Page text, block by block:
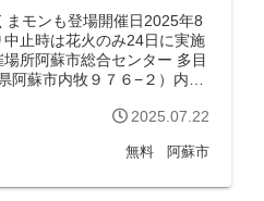
モンも登場開催日2025年8
止時は花火のみ24日に実施
所阿蘇市総合センター 多目
阿蘇市内牧９７６−２）内容
2025.07.22
無料 阿蘇市